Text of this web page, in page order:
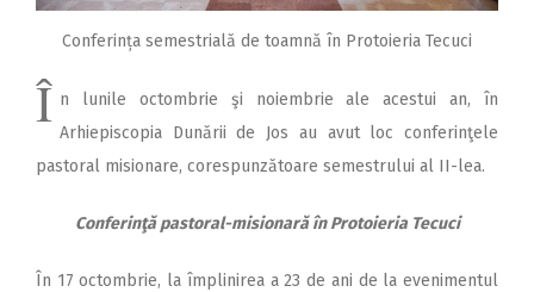
Conferința semestrială de toamnă în Protoieria Tecuci
Î n lunile octombrie şi noiembrie ale acestui an, în
Arhiepiscopia Dunării de Jos au avut loc conferinţele
pastoral misionare, corespunzătoare semestrului al II-lea.
Conferinţă pastoral-misionară în Protoieria Tecuci
În 17 octombrie, la împlinirea a 23 de ani de la evenimentul